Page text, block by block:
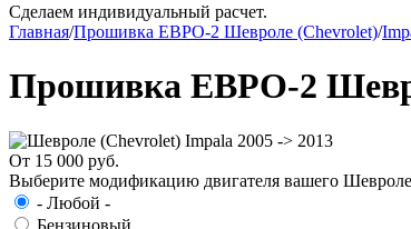
Сделаем индивидуальный расчет.
Главная/Прошивка ЕВРО-2 Шевроле (Chevrolet)/
Прошивка ЕВРО-2
От 15 000 руб.
Выберите модификацию двигателя вашего
- Любой -
Бензиновый